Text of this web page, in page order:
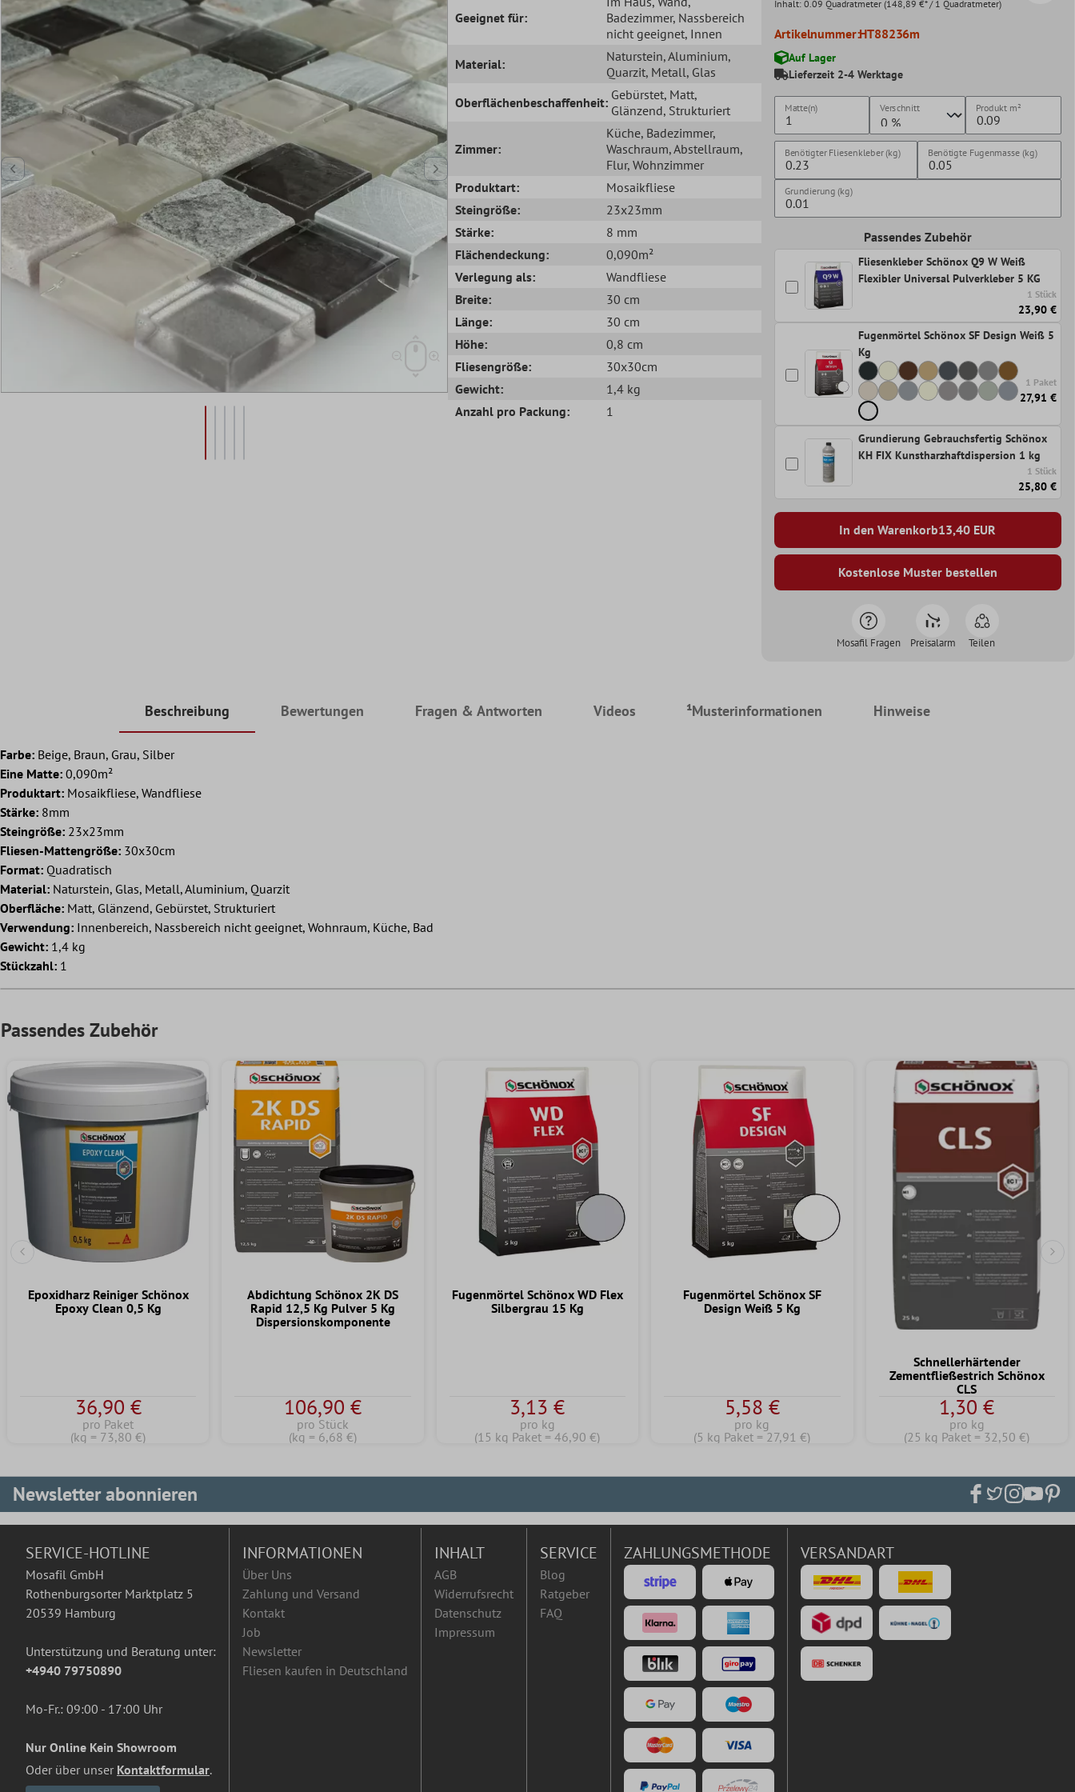
Geeignet für:
Badezimmer, Nassbereich
nicht geeignet, Innen
Material:
Naturstein, Aluminium,
Quarzit, Metall, Glas
Oberflächenbeschaffenheit: Gebürstet, Matt,
Glänzend, Strukturiert
Zimmer:
Küche, Badezimmer,
Waschraum, Abstellraum,
Flur, Wohnzimmer
Produktart:
Mosaikfliese
Steingröße:
23x23mm
Stärke:
8 mm
Flächendeckung:
0,090m²
Verlegung als:
Wandfliese
Breite:
30 cm
Länge:
30 cm
Höhe:
0,8 cm
Fliesengröße:
30x30cm
Gewicht:
1,4 kg
Anzahl pro Packung:
1
Inhalt: 0.09 Quadratmeter (148,89 €* / 1 Quadratmeter)
Artikelnummer:HT88236m
Auf Lager
Lieferzeit 2-4 Werktage
Matte(n) Verschnitt Produkt m²
Benötigter Fliesenkleber (kg) Benötigte Fugenmasse (kg)
Grundierung (kg)
Passendes Zubehör
Fliesenkleber Schönox Q9 W Weiß
Flexibler Universal Pulverkleber 5 KG
1 Stück
23,90 €
Fugenmörtel Schönox SF Design Weiß 5
Kg
1 Paket
27,91 €
Grundierung Gebrauchsfertig Schönox
KH FIX Kunstharzhaftdispersion 1 kg
1 Stück
25,80 €
In den Warenkorb13,40 EUR
Kostenlose Muster bestellen
Mosafil Fragen Preisalarm Teilen
Beschreibung Bewertungen Fragen & Antworten Videos ¹Musterinformationen Hinweise
Farbe: Beige, Braun, Grau, Silber
Eine Matte: 0,090m²
Produktart: Mosaikfliese, Wandfliese
Stärke: 8mm
Steingröße: 23x23mm
Fliesen-Mattengröße: 30x30cm
Format: Quadratisch
Material: Naturstein, Glas, Metall, Aluminium, Quarzit
Oberfläche: Matt, Glänzend, Gebürstet, Strukturiert
Verwendung: Innenbereich, Nassbereich nicht geeignet, Wohnraum, Küche, Bad
Gewicht: 1,4 kg
Stückzahl: 1
Passendes Zubehör
Vorherige Folie
Epoxidharz Reiniger Schönox
Epoxy Clean 0,5 Kg
36,90 €
pro Paket
(kg = 73,80 €)
Abdichtung Schönox 2K DS
Rapid 12,5 Kg Pulver 5 Kg
Dispersionskomponente
106,90 €
pro Stück
(kg = 6,68 €)
Fugenmörtel Schönox WD Flex
Silbergrau 15 Kg
3,13 €
pro kg
(15 kg Paket = 46,90 €)
Fugenmörtel Schönox SF
Design Weiß 5 Kg
5,58 €
pro kg
(5 kg Paket = 27,91 €)
Schnellerhärtender
Zementfließestrich Schönox
CLS
1,30 €
pro kg
(25 kg Paket = 32,50 €)
Newsletter abonnieren
SERVICE-HOTLINE
Mosafil GmbH
Rothenburgsorter Marktplatz 5
20539 Hamburg
Unterstützung und Beratung unter:
+4940 79750890
Mo-Fr.: 09:00 - 17:00 Uhr
Nur Online Kein Showroom
Oder über unser Kontaktformular.
INFORMATIONEN
Über Uns
Zahlung und Versand
Kontakt
Job
Newsletter
Fliesen kaufen in Deutschland
INHALT
AGB
Widerrufsrecht
Datenschutz
Impressum
SERVICE
Blog
Ratgeber
FAQ
ZAHLUNGSMETHODE VERSANDART